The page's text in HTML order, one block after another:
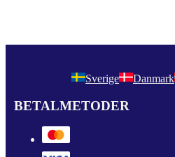
Sverige Danmark
BETALMETODER